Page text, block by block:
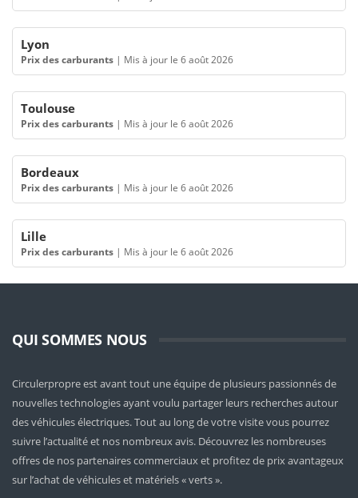
Lyon
Prix des carburants | Mis à jour le 6 août 2026
Toulouse
Prix des carburants | Mis à jour le 6 août 2026
Bordeaux
Prix des carburants | Mis à jour le 6 août 2026
Lille
Prix des carburants | Mis à jour le 6 août 2026
QUI SOMMES NOUS
Circulerpropre est avant tout une équipe de plusieurs passionnés de
nouvelles technologies ayant voulu partager leurs recherches autour
des véhicules électriques. Tout au long de votre visite vous pourrez
suivre l’actualité et nos nombreux avis. Découvrez les nombreuses
offres de nos partenaires commerciaux et profitez de prix avantageux
sur l’achat de véhicules et matériels « verts ».